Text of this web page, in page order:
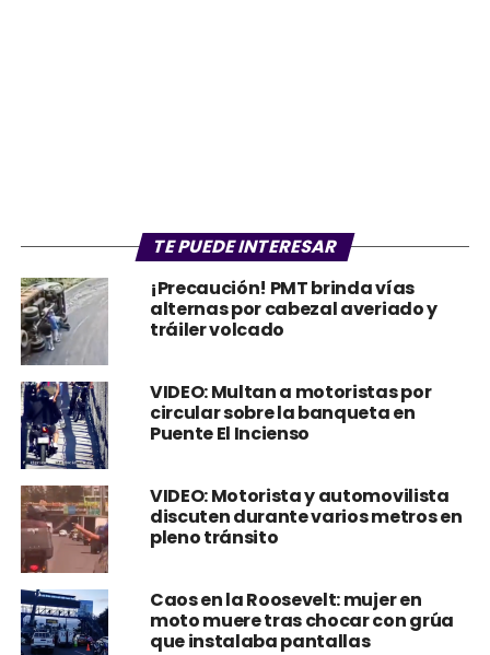
TE PUEDE INTERESAR
¡Precaución! PMT brinda vías
alternas por cabezal averiado y
tráiler volcado
VIDEO: Multan a motoristas por
circular sobre la banqueta en
Puente El Incienso
VIDEO: Motorista y automovilista
discuten durante varios metros en
pleno tránsito
Caos en la Roosevelt: mujer en
moto muere tras chocar con grúa
que instalaba pantallas